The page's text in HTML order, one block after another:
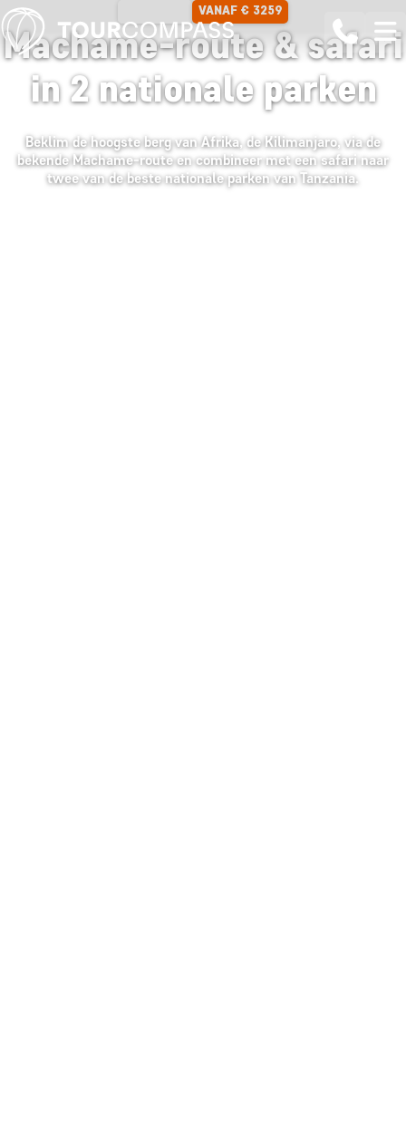
VANAF € 3259
Machame-route & safari
in 2 nationale parken
Beklim de hoogste berg van Afrika, de Kilimanjaro, via de
bekende Machame-route en combineer met een safari naar
twee van de beste nationale parken van Tanzania.